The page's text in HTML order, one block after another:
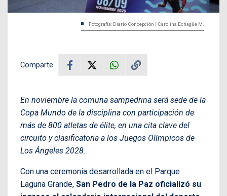
Fotografía: Diario Concepción | Carolina Echagüe M.
Comparte
En noviembre la comuna sampedrina será sede de la
Copa Mundo de la disciplina con participación de
más de 800 atletas de élite, en una cita clave del
circuito y clasificatoria a los Juegos Olímpicos de
Los Ángeles 2028.
Con una ceremonia desarrollada en el Parque
Laguna Grande, San Pedro de la Paz oficializó su